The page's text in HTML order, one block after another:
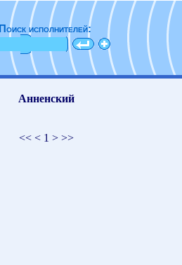
Поиск исполнителей:
Анненский
<< < 1 > >>